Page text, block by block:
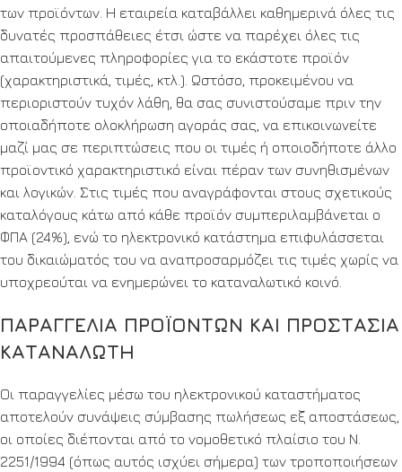
των προϊόντων. Η εταιρεία καταβάλλει καθημερινά όλες τις
δυνατές προσπάθειες έτσι ώστε να παρέχει όλες τις
απαιτούμενες πληροφορίες για το εκάστοτε προϊόν
(χαρακτηριστικά, τιμές, κτλ.). Ωστόσο, προκειμένου να
περιοριστούν τυχόν λάθη, θα σας συνιστούσαμε πριν την
οποιαδήποτε ολοκλήρωση αγοράς σας, να επικοινωνείτε
μαζί μας σε περιπτώσεις που οι τιμές ή οποιοδήποτε άλλο
προϊοντικό χαρακτηριστικό είναι πέραν των συνηθισμένων
και λογικών. Στις τιμές που αναγράφονται στους σχετικούς
καταλόγους κάτω από κάθε προϊόν συμπεριλαμβάνεται ο
ΦΠΑ (24%), ενώ το ηλεκτρονικό κατάστημα επιφυλάσσεται
του δικαιώματός του να αναπροσαρμόζει τις τιμές χωρίς να
υποχρεούται να ενημερώνει το καταναλωτικό κοινό.
ΠΑΡΑΓΓΕΛΙΑ ΠΡΟΪΟΝΤΩΝ ΚΑΙ ΠΡΟΣΤΑΣΙΑ
ΚΑΤΑΝΑΛΩΤΗ
Οι παραγγελίες μέσω του ηλεκτρονικού καταστήματος
αποτελούν συνάψεις σύμβασης πωλήσεως εξ αποστάσεως,
οι οποίες διέπονται από το νομοθετικό πλαίσιο του Ν.
2251/1994 (όπως αυτός ισχύει σήμερα) των τροποποιήσεων